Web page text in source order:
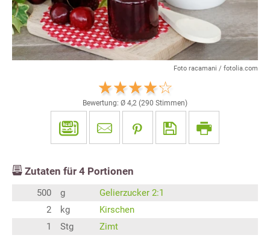
Foto racamani / fotolia.com
Bewertung: Ø 4,2 (290 Stimmen)
Zutaten für 4 Portionen
500 g
Gelierzucker 2:1
2
kg
Kirschen
1
Stg
Zimt